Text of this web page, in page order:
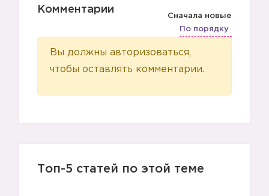
Комментарии
Сначала новые
По порядку
Вы должны авторизоваться,
чтобы оставлять комментарии.
Топ-5 статей по этой теме